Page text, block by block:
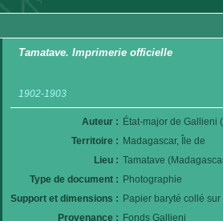
Tamatave. Imprimerie officielle
1902-1903
Auteur : État-major de Gallieni
Territoire : Madagascar, Île de
Lieu : Tamatave
Type de document : Photographie
Support et dimensions : Papier baryté collé
Provenance : Fonds Gallieni